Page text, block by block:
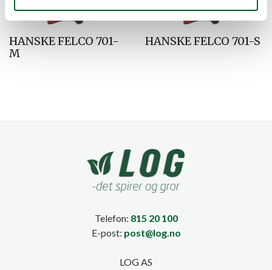
HANSKE FELCO 701-
M
HANSKE FELCO 701-S
Telefon: 815 20 100
E-post: post@log.no
LOG AS